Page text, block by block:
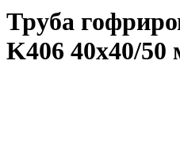
Труба
K406 40х40/50